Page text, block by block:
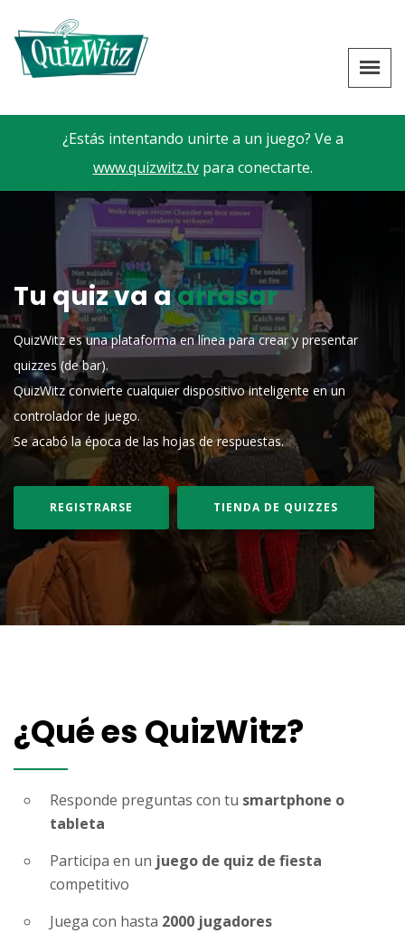
¿Estás intentando unirte a un juego? Ve a
www.quizwitz.tvpara conectarte.
Tu quiz va aarrasar
QuizWitz es una plataforma en línea para crear y presentar
quizzes (de bar).
QuizWitz convierte cualquier dispositivo inteligente en un
controlador de juego.
Se acabó la época de las hojas de respuestas.
REGISTRARSE TIENDA DE QUIZZES
¿Qué es QuizWitz?
Responde preguntas con tu smartphone o
tableta
Participa en un juego de quiz de fiesta
competitivo
Juega con hasta 2000 jugadores